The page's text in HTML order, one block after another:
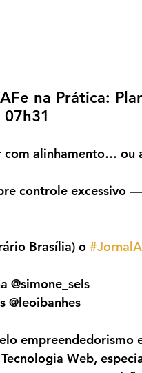
na Prática:
com alinhamento… ou
controle excessivo
Brasília) o
@simone_sels
@leoibanhes
empreendedorismo
Web,